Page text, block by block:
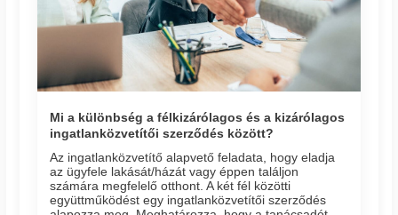
Mi a különbség a félkizárólagos és a kizárólagos
ingatlanközvetítői szerződés között?
Az ingatlanközvetítő alapvető feladata, hogy eladja
az ügyfele lakását/házát vagy éppen találjon
számára megfelelő otthont. A két fél közötti
együttműködést egy ingatlanközvetítői szerződés